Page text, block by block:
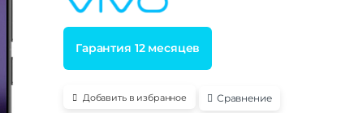
Гарантия 12 месяцев
Добавить в избранное Сравнение